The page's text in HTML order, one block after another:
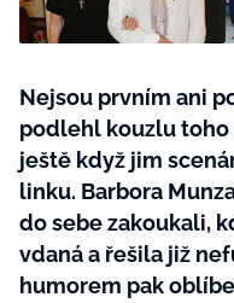
Nejsou prvním ani
podlehl kouzlu
ještě když jim
linku. Barbora
do sebe zakoukali,
vdaná a řešila již
humorem pak